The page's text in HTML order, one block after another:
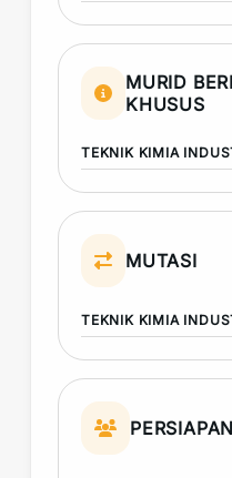
MURID
KHUSUS
TEKNIK KIMIA
MUTASI
TEKNIK KIMIA